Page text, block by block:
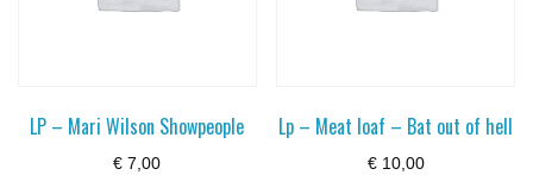
LP – Mari Wilson Showpeople
€ 7,00
Lp – Meat loaf – Bat out of hell
€10,00